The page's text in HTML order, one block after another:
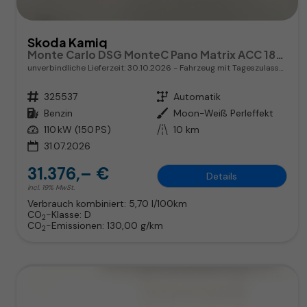
Skoda Kamiq
Monte Carlo DSG MonteC Pano Matrix ACC 18Z el.Heck SHZ
unverbindliche Lieferzeit:30.10.2026 Fahrzeug mit Tageszulassung
Fahrzeugnr. 325537 Getriebe Automatik
Kraftstoff Benzin Außenfarbe Moon-Weiß Perleffekt
Leistung 110 kW (150 PS) Kilometerstand 10 km
31.07.2026
31.376,– €
incl. 19% MwSt.
Details
Verbrauch kombiniert: 5,70 l/100km
CO2-Klasse: D
CO2-Emissionen: 130,00 g/km